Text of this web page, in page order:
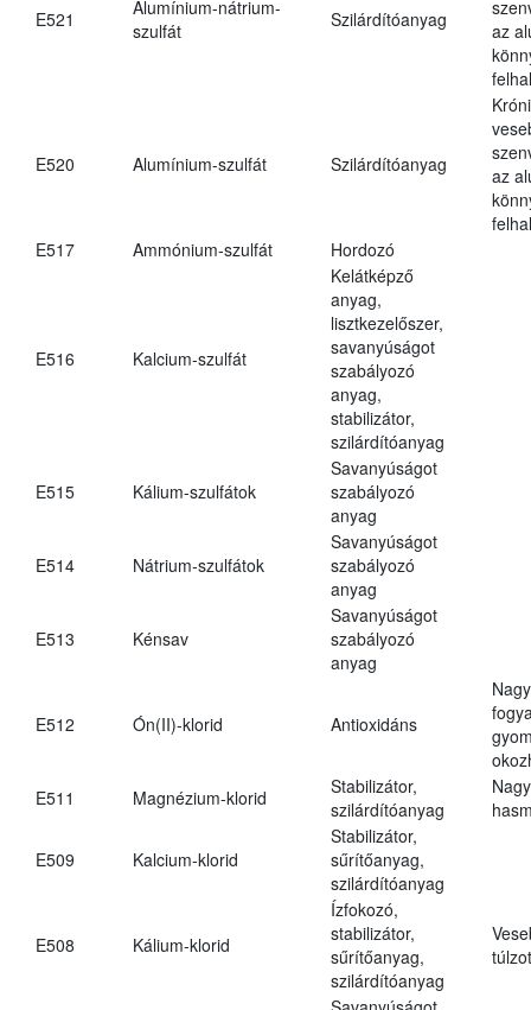
E521
Alumínium-nátrium-
szulfát
Szilárdítóanyag
az
E520 Alumínium-szulfát Szilárdítóanyag
az
E517
Ammónium-szulfát Hordozó
E516 Kalcium-szulfát
Kelátképző
anyag,
lisztkezelőszer,
savanyúságot
szabályozó
anyag,
stabilizátor,
szilárdítóanyag
E515 Kálium-szulfátok
Savanyúságot
szabályozó
anyag
E514 Nátrium-szulfátok
Savanyúságot
szabályozó
anyag
E513 Kénsav
Savanyúságot
szabályozó
anyag
E512 Ón(II)-klorid Antioxidáns
E511
Magnézium-klorid
Stabilizátor,
szilárdítóanyag
E509 Kalcium-klorid
Stabilizátor,
sűrítőanyag,
szilárdítóanyag
E508 Kálium-klorid
Ízfokozó,
stabilizátor,
sűrítőanyag,
szilárdítóanyag